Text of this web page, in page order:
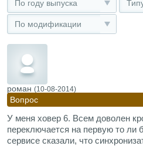
По году выпуска
По модификации
роман (10-08-2014)
Вопрос
У меня ховер 6. Всем доволен
переключается на первую то ли
сервисе сказали, что